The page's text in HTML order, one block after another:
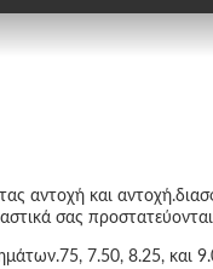
αντοχή και
σας
7.50, 8.25, και